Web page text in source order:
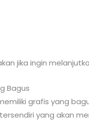
jika ingin
Bagus
grafis yang
yang akan